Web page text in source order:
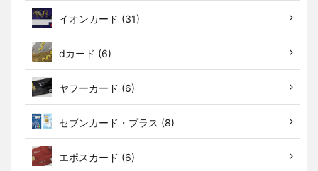
イオンカード (31)
dカード (6)
ヤフーカード (6)
セブンカード・プラス (8)
エポスカード (6)